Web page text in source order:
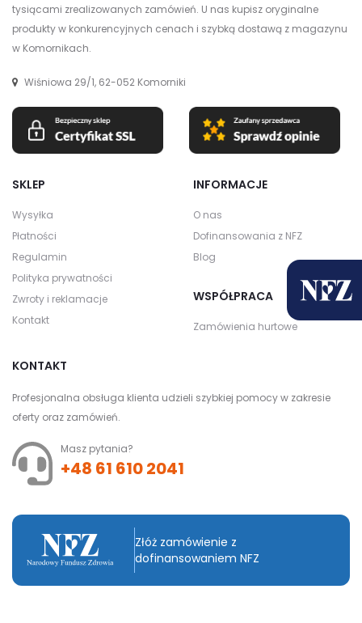
tysiącami zrealizowanych zamówień. U nas kupisz oryginalne
produkty w konkurencyjnych cenach i szybką dostawą z magazynu
w Komornikach.
Wiśniowa 29/1, 62-052 Komorniki
SKLEP
Wysyłka
Płatności
Regulamin
Polityka prywatności
Zwroty i reklamacje
Kontakt
INFORMACJE
O nas
Dofinansowania z NFZ
Blog
WSPÓŁPRACA
Zamówienia hurtowe
KONTAKT
Profesjonalna obsługa klienta udzieli szybkiej pomocy w zakresie
oferty oraz zamówień.
Masz pytania?
+48 61 610 2041
Złóż zamówienie z
dofinansowaniem NFZ